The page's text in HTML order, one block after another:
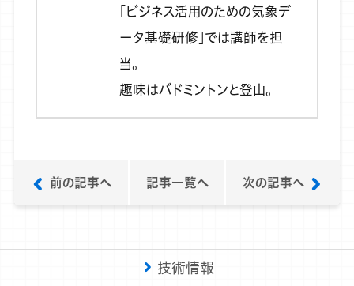
「ビジネス活用のための気象デ
ータ基礎研修」では講師を担
当。
趣味はバドミントンと登山。
前の記事へ 記事一覧へ 次の記事へ
技術情報